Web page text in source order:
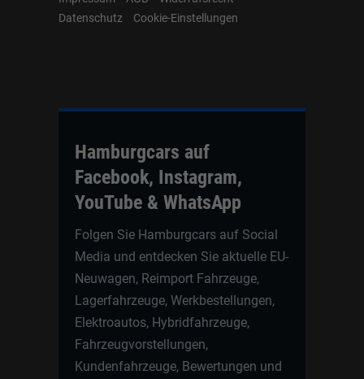
Datenschutz
Cookie-Einstellungen
Hamburgcars auf
Facebook, Instagram,
YouTube & WhatsApp
Folgen Sie Hamburgcars auf Social
Media und entdecken Sie aktuelle EU-
Neuwagen, Reimport Fahrzeuge,
Lagerfahrzeuge, Werkbestellungen,
Elektroautos, Hybridfahrzeuge,
Fahrzeugvorstellungen,
Kundenfahrzeuge, Bewertungen und